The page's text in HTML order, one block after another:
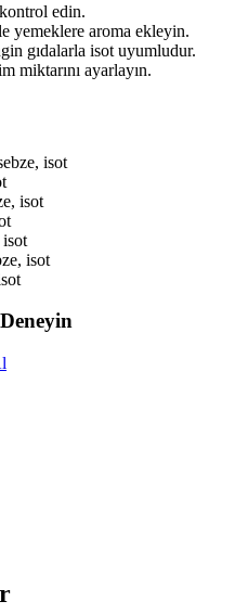
edin.
yemeklere aroma ekleyin.
gıdalarla isot uyumludur.
miktarını ayarlayın.
isot
isot
isot
isot